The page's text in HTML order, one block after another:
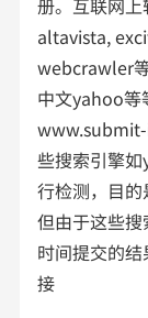
altavista,
webcrawler
中文yahoo等
些搜索引擎
行检测，目的
但由于这些
时间提交的
接